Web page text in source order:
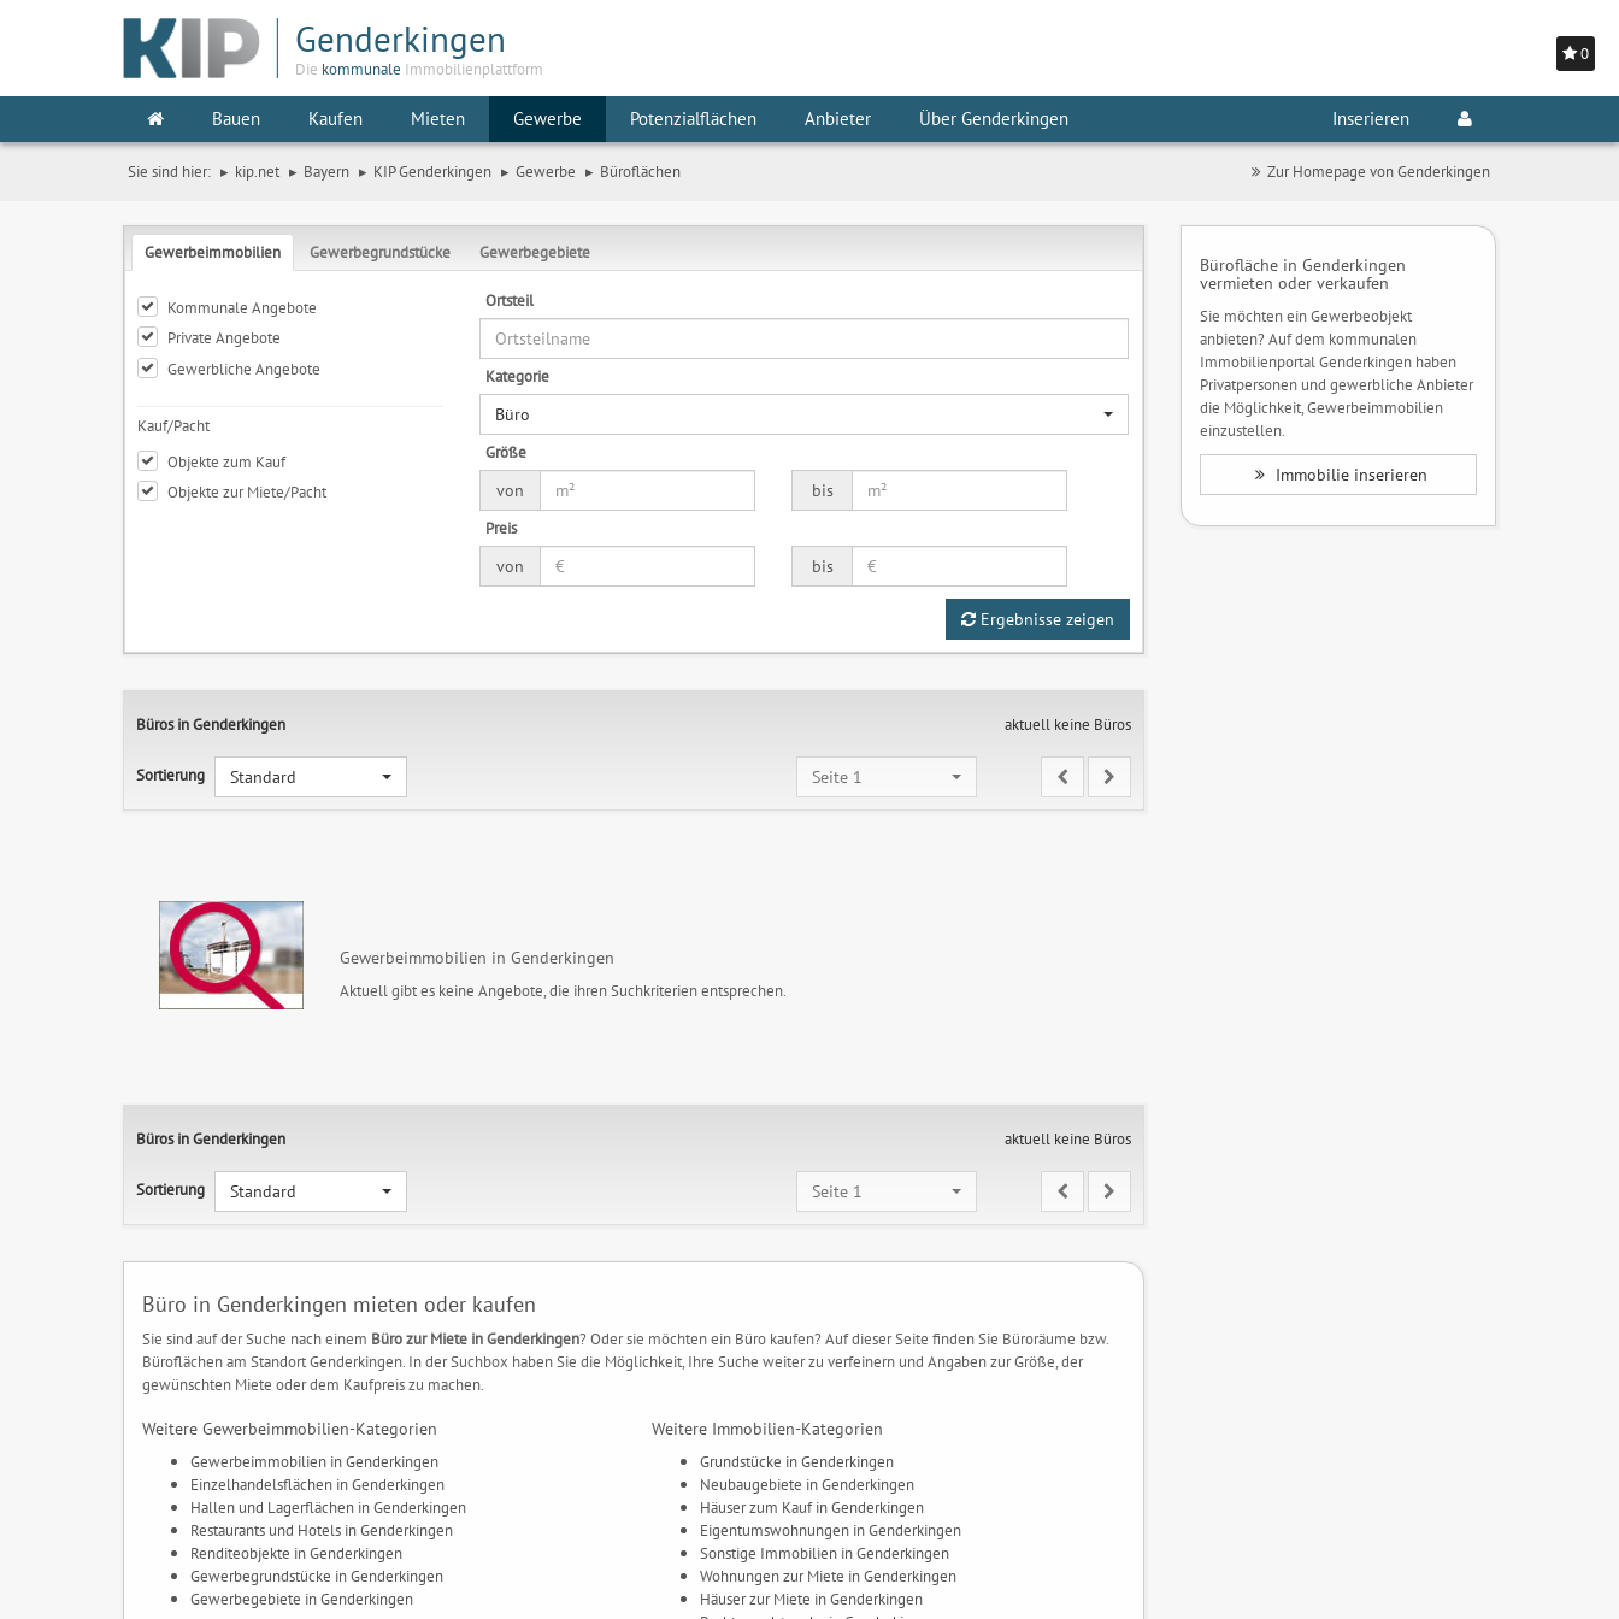
0
Genderkingen
Die kommunale Immobilienplattform
Bauen Kaufen Mieten Gewerbe Potenzialflächen Anbieter Über Genderkingen Inserieren
Sie sind hier: kip.net Bayern KIP Genderkingen Gewerbe Büroflächen Zur Homepage von Genderkingen
Gewerbeimmobilien Gewerbegrundstücke Gewerbegebiete
Kommunale Angebote
Private Angebote
Gewerbliche Angebote
Kauf/Pacht
Objekte zum Kauf
Objekte zur Miete/Pacht
Ortsteil
Kategorie
Büro
Größe
von
bis
Preis
von
bis
Ergebnisse zeigen
Büros in Genderkingen
Sortierung Standard
aktuell keine Büros
Seite 1
Gewerbeimmobilien in Genderkingen
Aktuell gibt es keine Angebote, die ihren Suchkriterien entsprechen.
Büros in Genderkingen
Sortierung Standard
aktuell keine Büros
Seite 1
Büro in Genderkingen mieten oder kaufen
Sie sind auf der Suche nach einem Büro zur Miete in Genderkingen? Oder sie möchten ein Büro kaufen? Auf dieser Seite finden Sie Büroräume bzw.
Büroflächen am Standort Genderkingen. In der Suchbox haben Sie die Möglichkeit, Ihre Suche weiter zu verfeinern und Angaben zur Größe, der
gewünschten Miete oder dem Kaufpreis zu machen.
Weitere Gewerbeimmobilien-Kategorien
Gewerbeimmobilien in Genderkingen
Einzelhandelsflächen in Genderkingen
Hallen und Lagerflächen in Genderkingen
Restaurants und Hotels in Genderkingen
Renditeobjekte in Genderkingen
Gewerbegrundstücke in Genderkingen
Gewerbegebiete in Genderkingen
Weitere Immobilien-Kategorien
Grundstücke in Genderkingen
Neubaugebiete in Genderkingen
Häuser zum Kauf in Genderkingen
Eigentumswohnungen in Genderkingen
Sonstige Immobilien in Genderkingen
Wohnungen zur Miete in Genderkingen
Häuser zur Miete in Genderkingen
Bürofläche in Genderkingen
vermieten oder verkaufen
Sie möchten ein Gewerbeobjekt
anbieten? Auf dem kommunalen
Immobilienportal Genderkingen haben
Privatpersonen und gewerbliche Anbieter
die Möglichkeit, Gewerbeimmobilien
einzustellen.
Immobilie inserieren